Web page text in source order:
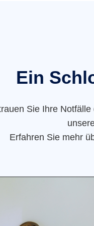
Ein
Sie Ihre
Erfahren Sie mehr